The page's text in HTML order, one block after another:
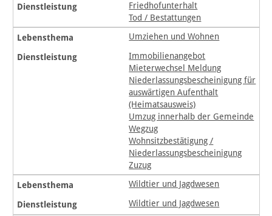
Friedhofunterhalt
Tod / Bestattungen
Umziehen und Wohnen
Immobilienangebot
Mieterwechsel Meldung
Niederlassungsbescheinigung für
auswärtigen Aufenthalt
(Heimatsausweis)
Umzug innerhalb der Gemeinde
Wegzug
Wohnsitzbestätigung /
Niederlassungsbescheinigung
Zuzug
Wildtier und Jagdwesen
Wildtier und Jagdwesen